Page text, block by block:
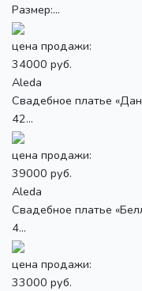
Размер:...
цена продажи:
34000 руб.
Aleda
Свадебное платье
42...
цена продажи:
39000 руб.
Aleda
Свадебное платье
4...
цена продажи:
33000 руб.